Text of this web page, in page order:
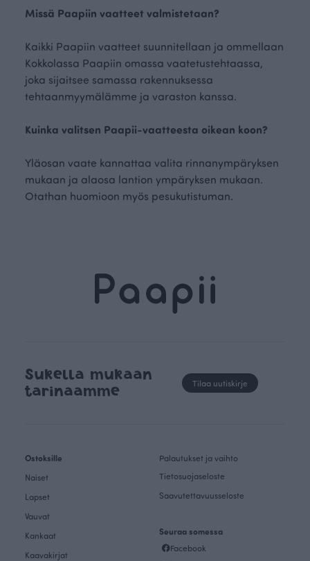
Missä Paapiin vaatteet valmistetaan?
Kaikki Paapiin vaatteet suunnitellaan ja ommellaan
Kokkolassa Paapiin omassa vaatetustehtaassa,
joka sijaitsee samassa rakennuksessa
tehtaanmyymälämme ja varaston kanssa.
Kuinka valitsen Paapii-vaatteesta oikean koon?
Yläosan vaate kannattaa valita rinnanympäryksen
mukaan ja alaosa lantion ympäryksen mukaan.
Otathan huomioon myös pesukutistuman.
Sukella mukaan
tarinaamme
Tilaa uutiskirje
Ostoksille
Naiset
Lapset
Vauvat
Kankaat
Kaavakirjat
Palautukset ja vaihto
Tietosuojaseloste
Saavutettavuusseloste
Seuraa somessa
Facebook